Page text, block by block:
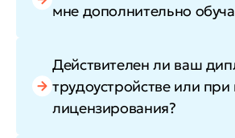
мне дополнительно
Действителен ли ваш
трудоустройстве или
лицензирования?